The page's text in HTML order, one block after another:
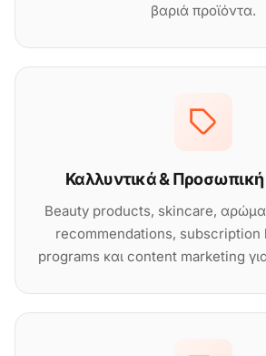
βαριά προϊόντα.
Καλλυντικά &
Beauty products, skincare,
recommendations, subscription
programs και content marketing